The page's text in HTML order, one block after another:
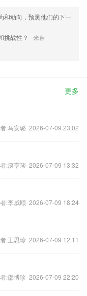
和动向，预测他们的下一
挑战性？
来自
更多
:马安璐 2026-07-09 23:02
:庾亨琰 2026-07-09 13:32
:李威顺 2026-07-09 18:24
:王思珍 2026-07-09 12:11
:邵博珍 2026-07-09 22:20